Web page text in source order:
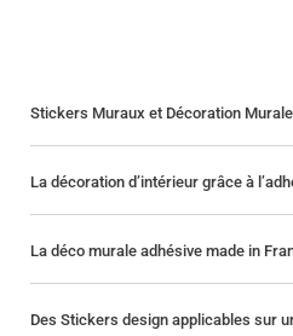
Stickers Muraux et Décoration Murale
La décoration d’intérieur grâce à
La déco murale adhésive made in
Des Stickers design applicables sur